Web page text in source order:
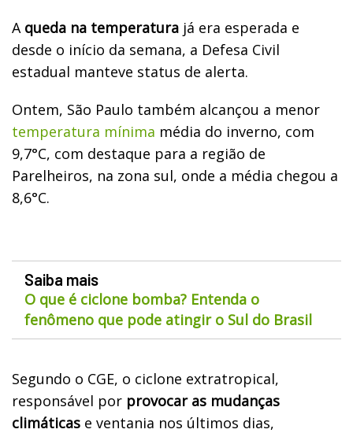
Aqueda na temperatura já era esperada e
desde o início da semana, a Defesa Civil
estadual manteve status de alerta.
Ontem, São Paulo também alcançou a menor
temperatura mínima média do inverno, com
9,7°C, com destaque para a região de
Parelheiros, na zona sul, onde a média chegou a
8,6°C.
Saiba mais
O que é ciclone bomba? Entenda o
fenômeno que pode atingir o Sul do Brasil
Segundo o CGE, o ciclone extratropical,
responsável por provocar as mudanças
climáticas e ventania nos últimos dias,